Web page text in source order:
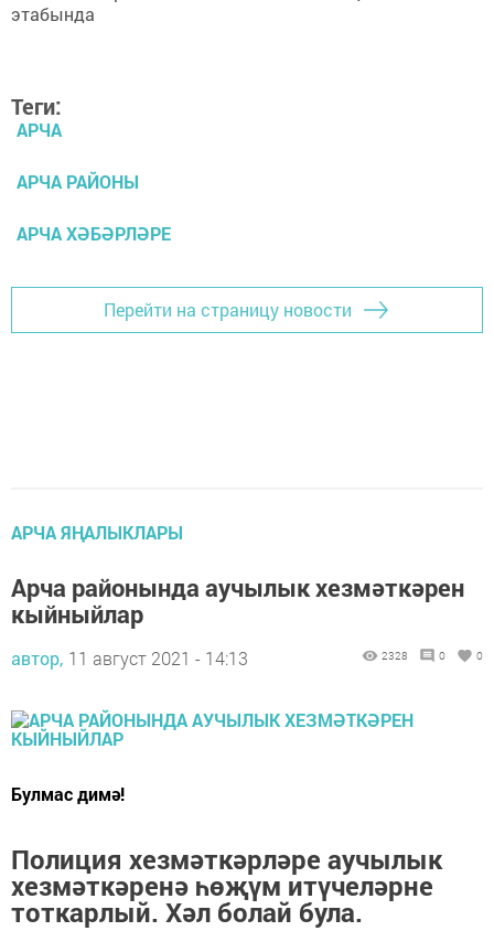
Теги:
АРЧА
АРЧА РАЙОНЫ
АРЧА ХӘБӘРЛӘРЕ
Перейти на страницу новости
АРЧА ЯҢАЛЫКЛАРЫ
Арча районында аучылык хезмәткәрен
кыйныйлар
автор, 11 август 2021 - 14:13 2328 0 0
Булмас димә!
Полиция хезмәткәрләре аучылык
хезмәткәренә һөҗүм итүчеләрне
тоткарлый. Хәл болай була.